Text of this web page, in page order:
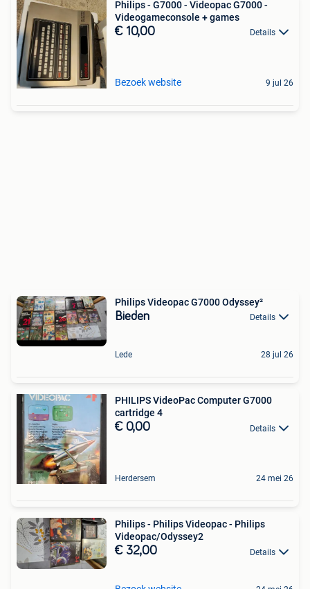
Philips - G7000 - Videopac G7000 -
Videogameconsole + games
€ 10,00 Details
Bezoek website 9 jul 26
Philips Videopac G7000 Odyssey²
Bieden Details
Lede 28 jul 26
PHILIPS VideoPac Computer G7000
cartridge 4
€ 0,00 Details
Herdersem 24 mei 26
Philips - Philips Videopac - Philips
Videopac/Odyssey2
€ 32,00 Details